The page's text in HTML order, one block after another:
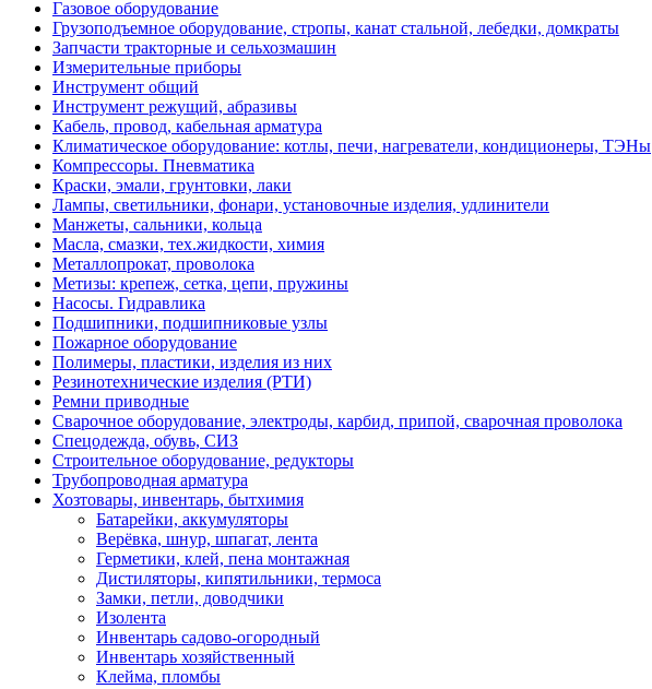
Газовое оборудование
Грузоподъемное оборудование, стропы, канат стальной, лебедки, домкраты
Запчасти тракторные и сельхозмашин
Измерительные приборы
Инструмент общий
Инструмент режущий, абразивы
Кабель, провод, кабельная арматура
Климатическое оборудование: котлы, печи, нагреватели, кондиционеры, ТЭНы
Компрессоры. Пневматика
Краски, эмали, грунтовки, лаки
Лампы, светильники, фонари, установочные изделия, удлинители
Манжеты, сальники, кольца
Масла, смазки, тех.жидкости, химия
Металлопрокат, проволока
Метизы: крепеж, сетка, цепи, пружины
Насосы. Гидравлика
Подшипники, подшипниковые узлы
Пожарное оборудование
Полимеры, пластики, изделия из них
Резинотехнические изделия (РТИ)
Ремни приводные
Сварочное оборудование, электроды, карбид, припой, сварочная проволока
Спецодежда, обувь, СИЗ
Строительное оборудование, редукторы
Трубопроводная арматура
Хозтовары, инвентарь, бытхимия
Батарейки, аккумуляторы
Верёвка, шнур, шпагат, лента
Герметики, клей, пена монтажная
Дистиляторы, кипятильники, термоса
Замки, петли, доводчики
Изолента
Инвентарь садово-огородный
Инвентарь хозяйственный
Клейма, пломбы